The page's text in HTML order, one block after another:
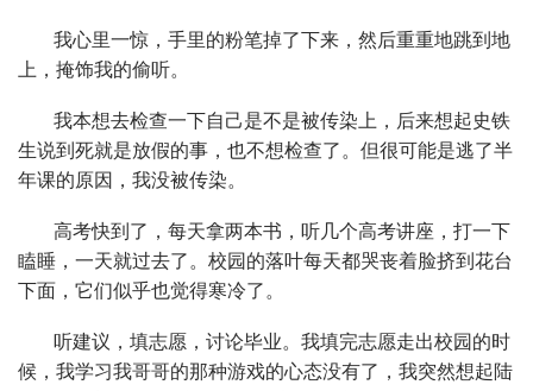
我心里一惊，手里的粉笔掉了下来，然后重重地跳到地
上，掩饰我的偷听。
我本想去检查一下自己是不是被传染上，后来想起史铁
生说到死就是放假的事，也不想检查了。但很可能是逃了半
年课的原因，我没被传染。
高考快到了，每天拿两本书，听几个高考讲座，打一下
瞌睡，一天就过去了。校园的落叶每天都哭丧着脸挤到花台
下面，它们似乎也觉得寒冷了。
听建议，填志愿，讨论毕业。我填完志愿走出校园的时
候，我学习我哥哥的那种游戏的心态没有了，我突然想起陆